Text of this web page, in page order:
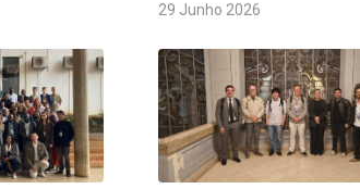
29 Junho 2026